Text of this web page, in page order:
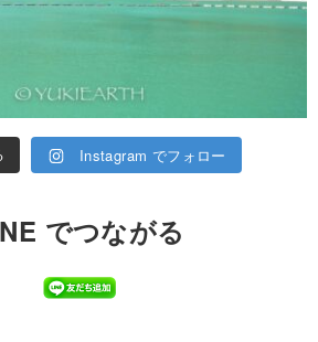
Instagram でフォロー
でつながる